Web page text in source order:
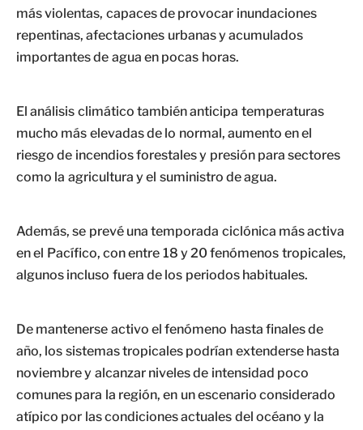
más violentas, capaces de provocar inundaciones
repentinas, afectaciones urbanas y acumulados
importantes de agua en pocas horas.
El análisis climático también anticipa temperaturas
mucho más elevadas de lo normal, aumento en el
riesgo de incendios forestales y presión para sectores
como la agricultura y el suministro de agua.
Además, se prevé una temporada ciclónica más activa
en el Pacífico, con entre 18 y 20 fenómenos tropicales,
algunos incluso fuera de los periodos habituales.
De mantenerse activo el fenómeno hasta finales de
año, los sistemas tropicales podrían extenderse hasta
noviembre y alcanzar niveles de intensidad poco
comunes para la región, en un escenario considerado
atípico por las condiciones actuales del océano y la